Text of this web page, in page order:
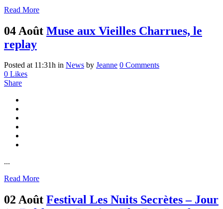
Read More
04 Août Muse aux Vieilles Charrues, le
replay
Posted at 11:31h in News by Jeanne 0 Comments
0 Likes
Share
...
Read More
02 Août Festival Les Nuits Secrètes – Jour